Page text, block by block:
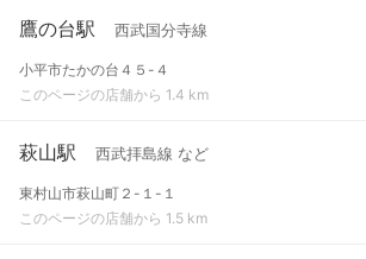
鷹の台駅 西武国分寺線
小平市たかの台４５-４
このページの店舗から 1.4 km
萩山駅 西武拝島線 など
東村山市萩山町２-１-１
このページの店舗から 1.5 km